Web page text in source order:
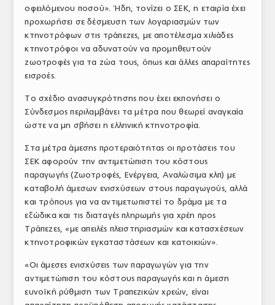
οφειλόμενου ποσού». Ήδη, τονίζει ο ΣΕΚ, η εταιρία έχει
προχωρήσει σε δέσμευση των λογαριασμών των
κτηνοτρόφων στις τράπεζες, με αποτέλεσμα χιλιάδες
κτηνοτρόφοι να αδυνατούν να προμηθευτούν
ζωοτροφές για τα ζώα τους, όπως και άλλες απαραίτητες
εισροές.
Το σχέδιο ανασυγκρότησης που έχει εκπονήσει ο
Σύνδεσμος περιλαμβάνει τα μέτρα που θεωρεί αναγκαία
ώστε να μη σβήσει η ελληνική κτηνοτροφία.
Στα μέτρα άμεσης προτεραιότητας οι προτάσεις του
ΣΕΚ αφορούν την αντιμετώπιση του κόστους
παραγωγής (Ζωοτροφές, Ενέργεια, Αναλώσιμα κλπ) με
καταβολή άμεσων ενισχύσεων στους παραγωγούς, αλλά
και τρόπους για να αντιμετωπιστεί το δράμα με τα
εξώδικα και τις διαταγές πληρωμής για χρέη προς
Τράπεζες, «με απειλές πλειστηριασμών και κατασχέσεων
κτηνοτροφικών εγκαταστάσεων και κατοικιών».
«Οι άμεσες ενισχύσεις των παραγωγών για την
αντιμετώπιση του κόστους παραγωγής και η άμεση
ευνοϊκή ρύθμιση των Τραπεζικών χρεών, είναι